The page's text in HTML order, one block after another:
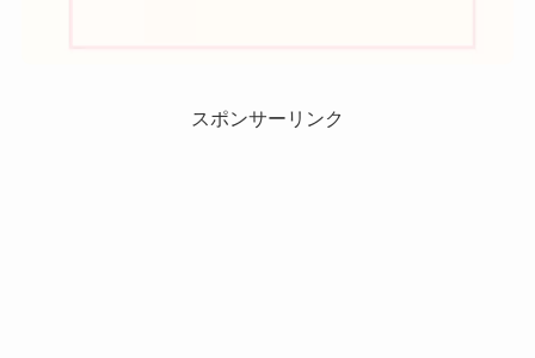
スポンサーリンク